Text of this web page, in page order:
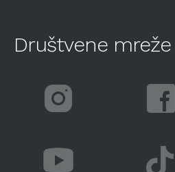
Društvene mreže